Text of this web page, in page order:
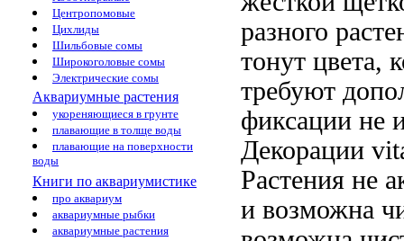
Центропомовые
Цихлиды
Шильбовые сомы
Широкоголовые сомы
Электрические сомы
Аквариумные растения
укореняющиеся в грунте
плавающие в толще воды
плавающие на поверхности
воды
Книги по аквариумистике
про аквариум
аквариумные рыбки
аквариумные растения
разного
тонут цвета,
требуют
фиксации не
Декорации
Растения не
и возможна